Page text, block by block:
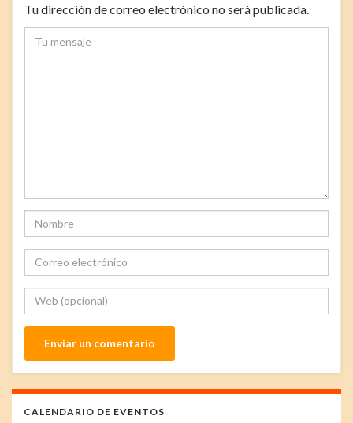
Tu dirección de correo electrónico no será publicada.
CALENDARIO DE EVENTOS